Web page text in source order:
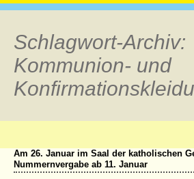
Schlagwort-Archiv:
Kommunion- und
Am 26. Januar im Saal der katholischen
Nummernvergabe ab 11. Januar